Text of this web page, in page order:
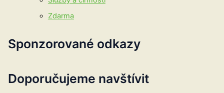
Zdarma
Sponzorované odkazy
Doporučujeme navštívit